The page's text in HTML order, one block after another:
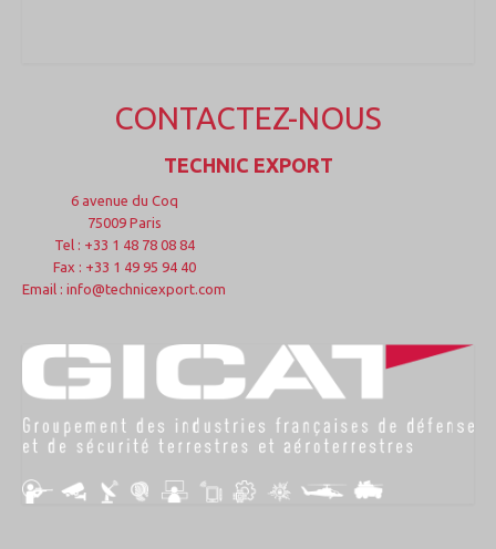
CONTACTEZ-NOUS
TECHNIC EXPORT
6 avenue du Coq
75009 Paris
Tel : +33 1 48 78 08 84
Fax : +33 1 49 95 94 40
Email : info@technicexport.com